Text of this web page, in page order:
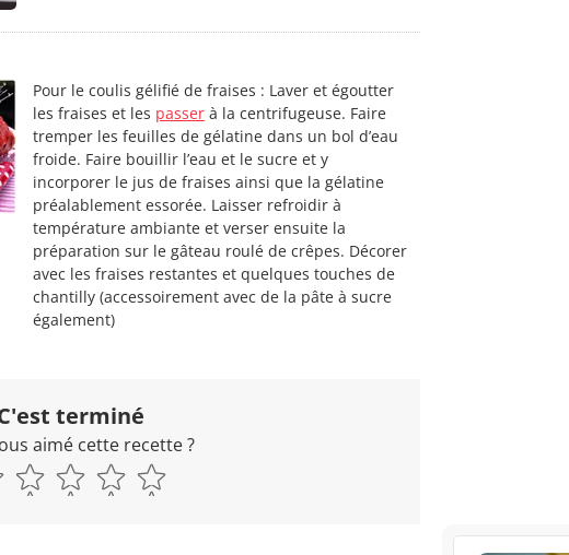
Pour le coulis gélifié de fraises : Laver et égoutter
les fraises et les passerà la centrifugeuse. Faire
tremper les feuilles de gélatine dans un bol d’eau
froide. Faire bouillir l’eau et le sucre et y
incorporer le jus de fraises ainsi que la gélatine
préalablement essorée. Laisser refroidir à
température ambiante et verser ensuite la
préparation sur le gâteau roulé de crêpes. Décorer
avec les fraises restantes et quelques touches de
chantilly (accessoirement avec de la pâte à sucre
également)
terminé
aimé cette recette ?